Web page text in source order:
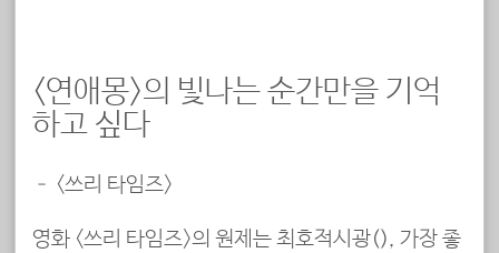
<연애몽>의 빛나는 순간만을 기억
하고 싶다
– <쓰리 타임즈>
영화 <쓰리 타임즈>의 원제는 최호적시광(最好的時光), 가장 좋